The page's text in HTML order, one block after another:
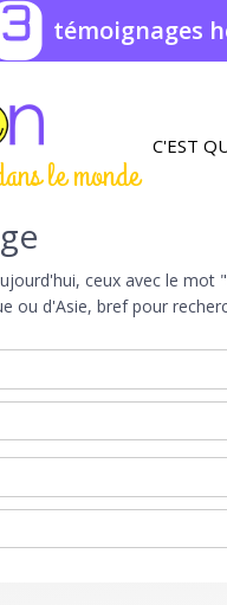
témoignages
le monde
C'EST
ceux avec le
ou d'Asie, bref pour